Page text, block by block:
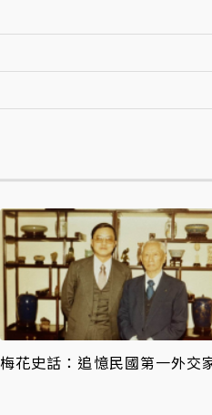
梅花史話：追憶民國第一外交